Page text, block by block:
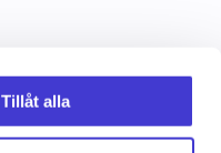
Tillåt alla